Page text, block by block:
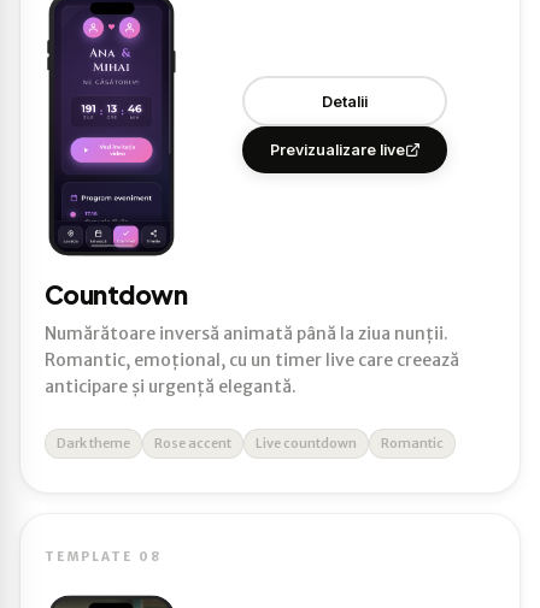
Countdown
Numărătoare inversă animată până la ziua nunții.
Romantic, emoțional, cu un timer live care creează
anticipare și urgență elegantă.
Dark theme Rose accent Live countdown Romantic
Detalii
Previzualizare live
TEMPLATE 08